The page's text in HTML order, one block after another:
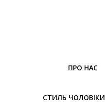
ПРО НАС
СТИЛЬ ЧОЛОВІКИ